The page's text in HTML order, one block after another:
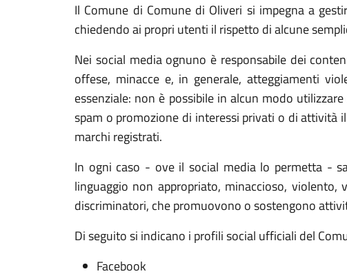
Il Comune di Comune di Oliveri si impegna a
chiedendo ai propri utenti il rispetto di alcune
Nei social media ognuno è responsabile dei
offese, minacce e, in generale, atteggiamenti
essenziale: non è possibile in alcun modo
spam o promozione di interessi privati o di attività
marchi registrati.
In ogni caso - ove il social media lo permetta -
linguaggio non appropriato, minaccioso,
discriminatori, che promuovono o sostengono
Di seguito si indicano i profili social ufficiali del
Facebook